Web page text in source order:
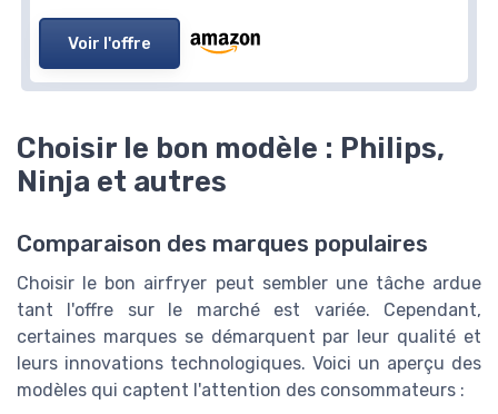
Voir l'offre
Choisir le bon modèle : Philips,
Ninja et autres
Comparaison des marques populaires
Choisir le bon airfryer peut sembler une tâche ardue
tant l'offre sur le marché est variée. Cependant,
certaines marques se démarquent par leur qualité et
leurs innovations technologiques. Voici un aperçu des
modèles qui captent l'attention des consommateurs :